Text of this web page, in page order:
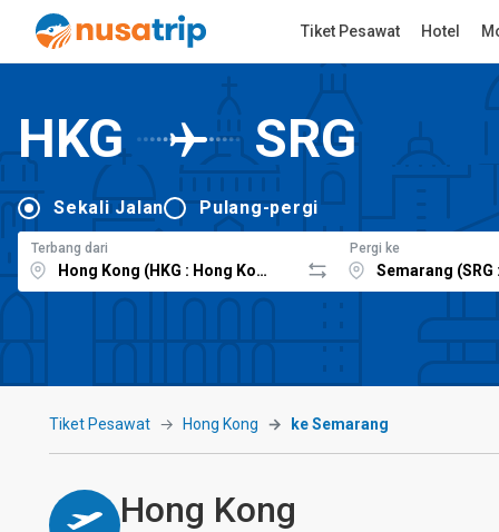
Tiket Pesawat Hotel
HKG SRG
Sekali Jalan Pulang-pergi
Terbang dari Pergi ke
Tiket Pesawat Hong Kong ke Semarang
Hong Kong